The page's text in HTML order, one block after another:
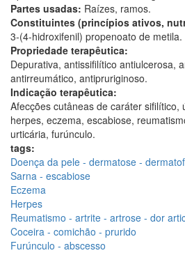
Partes usadas: Raízes, ramos.
Constituintes (princípios ativos,
3-(4-hidroxifenil) propenoato de metila.
Propriedade terapêutica:
Depurativa, antissifilítico antiulcerosa,
antirreumático, antipruriginoso.
Indicação terapêutica:
Afecções cutâneas de caráter sifilítico,
herpes, eczema, escabiose,
urticária, furúnculo.
tags:
Doença da pele - dermatose -
Sarna - escabiose
Eczema
Herpes
Reumatismo - artrite - artrose - dor
Coceira - comichão - prurido
Furúnculo - abscesso